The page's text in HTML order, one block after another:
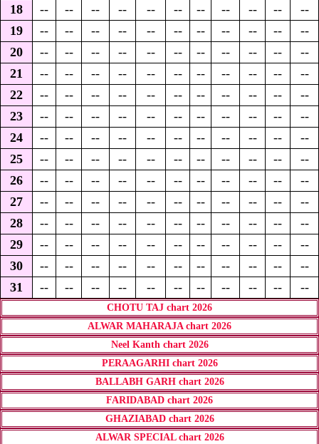
18
-- -- -- -- -- -- -- -- -- --
--
19
-- -- -- -- -- -- -- -- -- --
--
20
-- -- -- -- -- -- -- -- -- --
--
21
-- -- -- -- -- -- -- -- -- --
--
22
-- -- -- -- -- -- -- -- -- --
--
23
-- -- -- -- -- -- -- -- -- --
--
24
-- -- -- -- -- -- -- -- -- --
--
25
-- -- -- -- -- -- -- -- -- --
--
26
-- -- -- -- -- -- -- -- -- --
--
27
-- -- -- -- -- -- -- -- -- --
--
28
-- -- -- -- -- -- -- -- -- --
--
29
-- -- -- -- -- -- -- -- -- --
--
30
-- -- -- -- -- -- -- -- -- --
--
31
-- -- -- -- -- -- -- -- -- -- --
CHOTU TAJ chart 2026
ALWAR MAHARAJA chart 2026
Neel Kanth chart 2026
PERAAGARHI chart 2026
BALLABH GARH chart 2026
FARIDABAD chart 2026
GHAZIABAD chart 2026
ALWAR SPECIAL chart 2026